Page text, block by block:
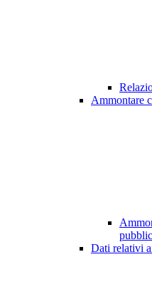
Ammontare
Dati relativi